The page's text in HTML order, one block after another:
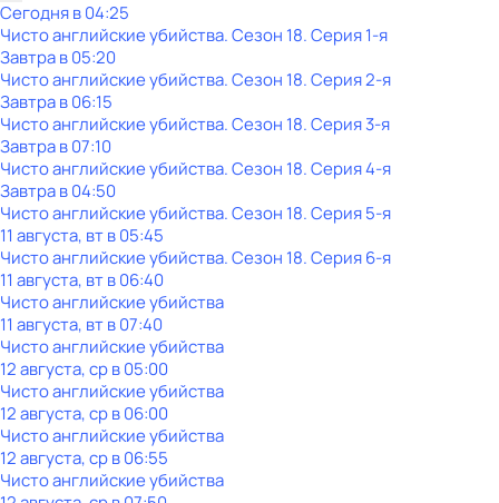
Сегодня в 04:25
Чисто английские убийства. Сезон 18. Серия 1-я
Завтра в 05:20
Чисто английские убийства. Сезон 18. Серия 2-я
Завтра в 06:15
Чисто английские убийства. Сезон 18. Серия 3-я
Завтра в 07:10
Чисто английские убийства. Сезон 18. Серия 4-я
Завтра в 04:50
Чисто английские убийства. Сезон 18. Серия 5-я
11 августа, вт в 05:45
Чисто английские убийства. Сезон 18. Серия 6-я
11 августа, вт в 06:40
Чисто английские убийства
11 августа, вт в 07:40
Чисто английские убийства
12 августа, ср в 05:00
Чисто английские убийства
12 августа, ср в 06:00
Чисто английские убийства
12 августа, ср в 06:55
Чисто английские убийства